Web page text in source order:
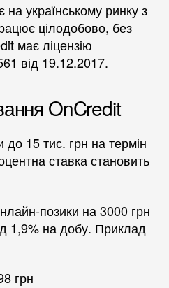
українському ринку з
цілодобово, без
має ліцензію
від 19.12.2017.
OnCredit
до 15 тис. грн на термін
ставка становить
позики на 3000 грн
1,9% на добу. Приклад
грн